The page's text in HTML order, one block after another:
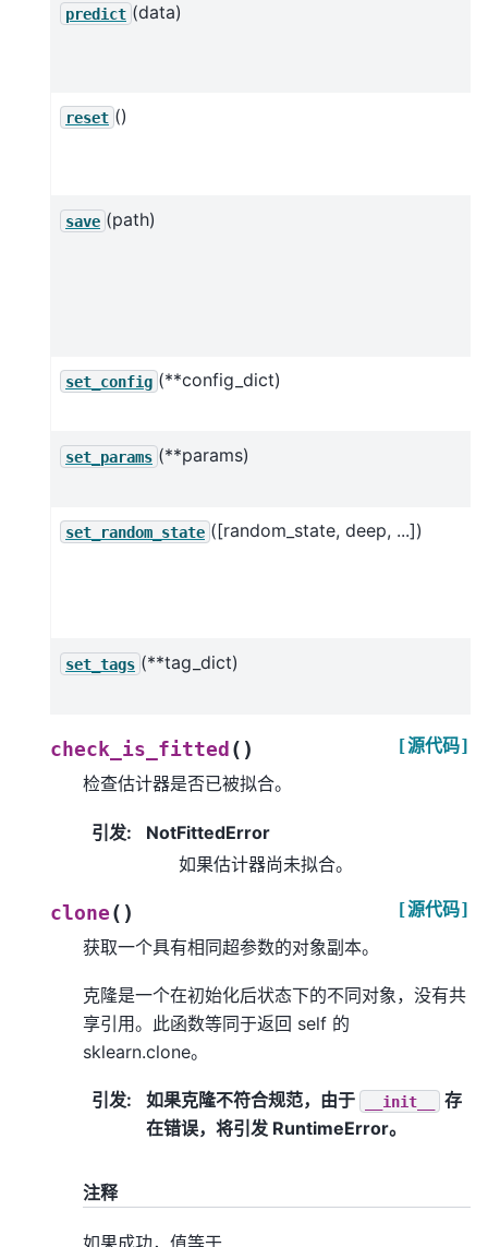
predict (data)
reset ()
save (path)
set_config (**config_dict)
set_params (**params)
set_random_state ([random_state, deep, ...])
set_tags (**tag_dict)
check_is_fitted ( ) [源代码]
检查估计器是否已被拟合。
引发:
NotFittedError
如果估计器尚未拟合。
clone ( ) [源代码]
获取一个具有相同超参数的对象副本。
克隆是一个在初始化后状态下的不同对象，没有共
享引用。此函数等同于返回 self 的
sklearn.clone。
引发: 如果克隆不符合规范，由于 __init__
存
在错误，将引发 RuntimeError。
注释
如果成功，值等于